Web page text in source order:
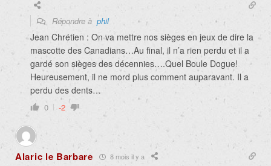
Répondre à phil
Jean Chrétien : On va mettre nos sièges en jeux de dire la
mascotte des Canadians…Au final, il n’a rien perdu et il a
gardé son sièges des décennies….Quel Boule Dogue!
Heureusement, il ne mord plus comment auparavant. Il a
perdu des dents…
0 -2
Alaric le Barbare 8 mois il y a